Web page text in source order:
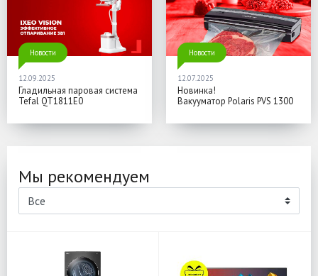
Новости
12.09.2025
Гладильная паровая система
Tefal QT1811E0
Новости
12.07.2025
Новинка!
Вакууматор Polaris PVS 1300
Мы рекомендуем